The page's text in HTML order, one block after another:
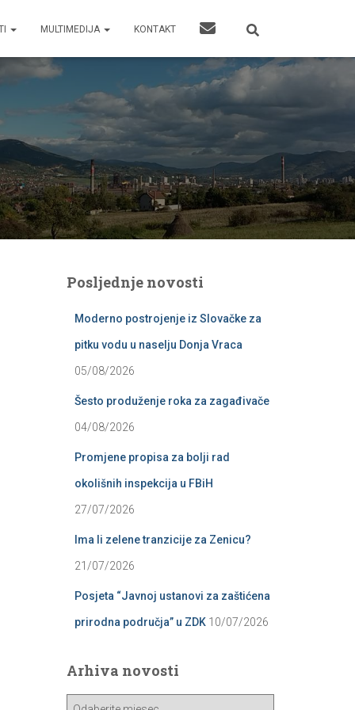
MULTIMEDIJA KONTAKT
Posljednje novosti
Moderno postrojenje iz Slovačke za
pitku vodu u naselju Donja Vraca
05/08/2026
Šesto produženje roka za zagađivače
04/08/2026
Promjene propisa za bolji rad
okolišnih inspekcija u FBiH
27/07/2026
Ima li zelene tranzicije za Zenicu?
21/07/2026
Posjeta “Javnoj ustanovi za zaštićena
prirodna područja” u ZDK 10/07/2026
Arhiva novosti